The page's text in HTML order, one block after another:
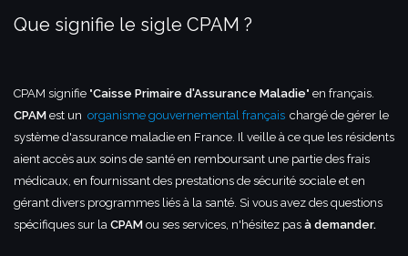
Que signifie le sigle CPAM ?
CPAM signifie "Caisse Primaire d'Assurance Maladie" en français.
CPAM est un organisme gouvernemental français chargé de gérer le
système d'assurance maladie en France. Il veille à ce que les résidents
aient accès aux soins de santé en remboursant une partie des frais
médicaux, en fournissant des prestations de sécurité sociale et en
gérant divers programmes liés à la santé. Si vous avez des questions
spécifiques sur la CPAM ou ses services, n'hésitez pas à demander.